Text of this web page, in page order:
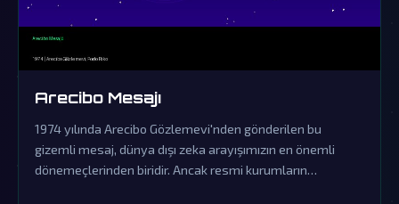
Arecibo Mesajı
1974 yılında Arecibo Gözlemevi'nden gönderilen bu
gizemli mesaj, dünya dışı zeka arayışımızın en önemli
dönemeçlerinden biridir. Ancak resmi kurumların